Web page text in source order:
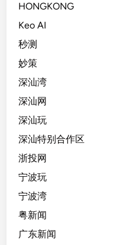
HONGKONG
Keo AI
秒测
妙策
深汕湾
深汕网
深汕玩
深汕特别合作区
浙投网
宁波玩
宁波湾
粤新闻
广东新闻